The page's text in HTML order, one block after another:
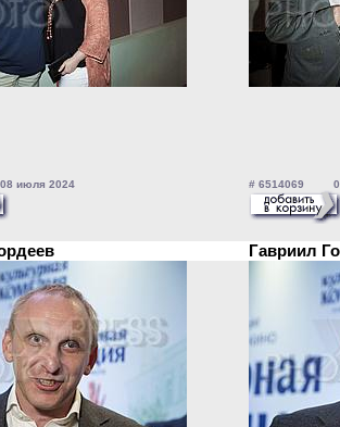
июля 2024 # 6514069 08
Гавриил